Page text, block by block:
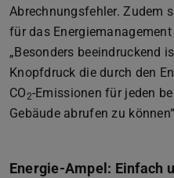
Abrechnungsfehler. Zudem
für das
„Besonders beeindruckend
Knopfdruck die durch den
CO2-Emissionen für jeden
Gebäude abrufen zu
Energie-Ampel: Einfach